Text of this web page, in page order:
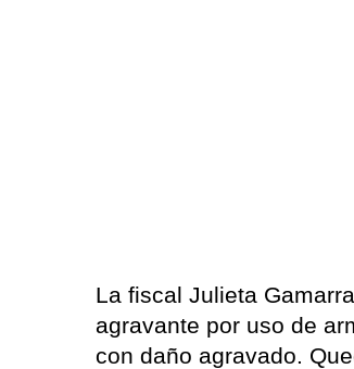
La fiscal Julieta
agravante por uso de
con daño agravado.